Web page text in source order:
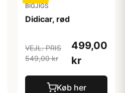
BIGJIGS
Didicar, rød
VEJL. PRIS
549,00 kr
499,00
kr
Køb her